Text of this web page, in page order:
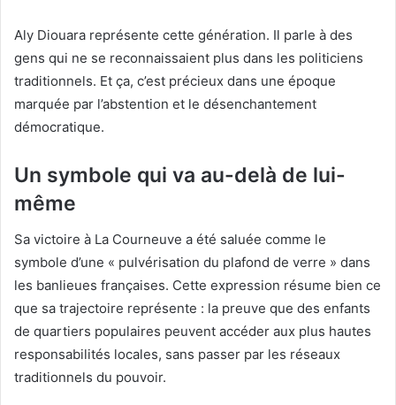
Aly Diouara représente cette génération. Il parle à des
gens qui ne se reconnaissaient plus dans les politiciens
traditionnels. Et ça, c’est précieux dans une époque
marquée par l’abstention et le désenchantement
démocratique.
Un symbole qui va au-delà de lui-
même
Sa victoire à La Courneuve a été saluée comme le
symbole d’une « pulvérisation du plafond de verre » dans
les banlieues françaises. Cette expression résume bien ce
que sa trajectoire représente : la preuve que des enfants
de quartiers populaires peuvent accéder aux plus hautes
responsabilités locales, sans passer par les réseaux
traditionnels du pouvoir.